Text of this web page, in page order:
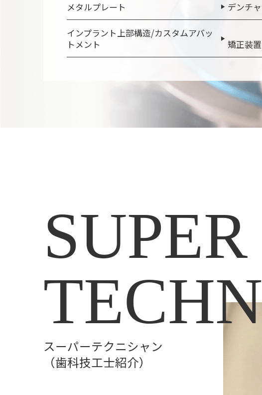
メタルプレート デンチ
インプラント上部構造/カスタムアバッ
トメント
矯正装置
SUPER
スーパーテクニシャン
（歯科技工士紹介）